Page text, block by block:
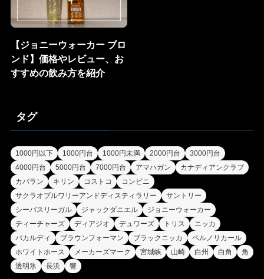
【ジョニーウォーカー ブロ
ンド】価格やレビュー、お
すすめの飲み方を紹介
タグ
1000円以下 1000円台 1000円未満 2000円台
3000円台
4000円台
5000円台 7000円台 アマハガン
カナディアンクラブ
カバラン
キリン コストコ
コンビニ
サクラオブルワリーアンドディスティラリー
サントリー
シーバスリーガル
ジャックダニエル
ジョニーウォーカー
ティーチャーズ
ディアジオ デュワーズ トリス
ニッカ
バカルディ
ブラウンフォーマン ブラックニッカ
ペルノリカール
ホワイトホース
メーカーズマーク 宮城峡 山崎 白州 白角
角
透明氷
長浜 響